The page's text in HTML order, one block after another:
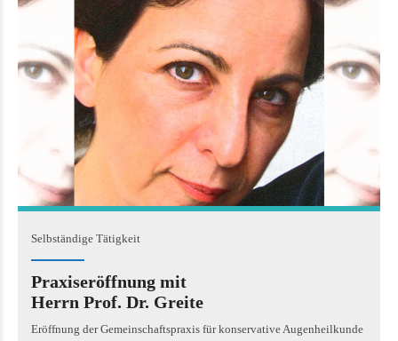
Selbständige Tätigkeit
Praxiseröffnung mit
Herrn Prof. Dr. Greite
Eröffnung der Gemeinschaftspraxis für konservative Augenheilkunde